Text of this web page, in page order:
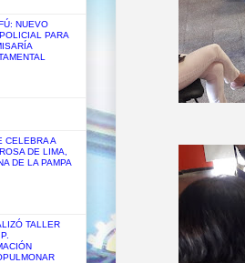
NUEVO
PARA
CELEBRA A
DE LIMA,
DE LA PAMPA
TALLER